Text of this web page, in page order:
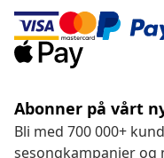
Abonner på vårt
Bli med 700 000+
sesongkampanjer og